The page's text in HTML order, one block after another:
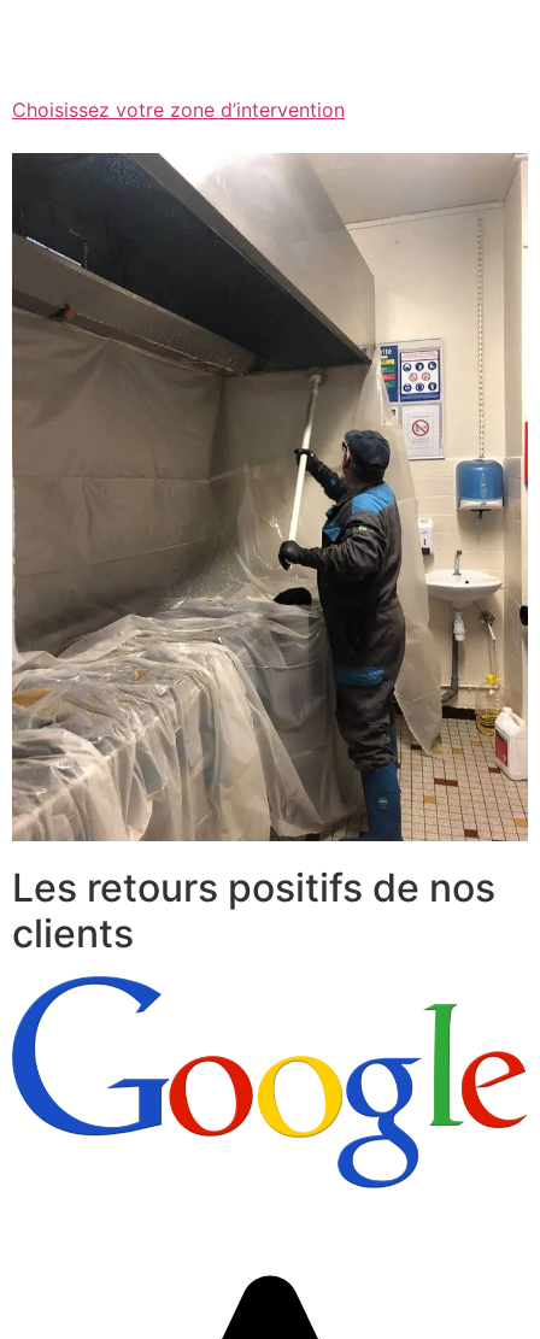
Choisissez votre zone d’intervention
Les retours positifs de nos
clients